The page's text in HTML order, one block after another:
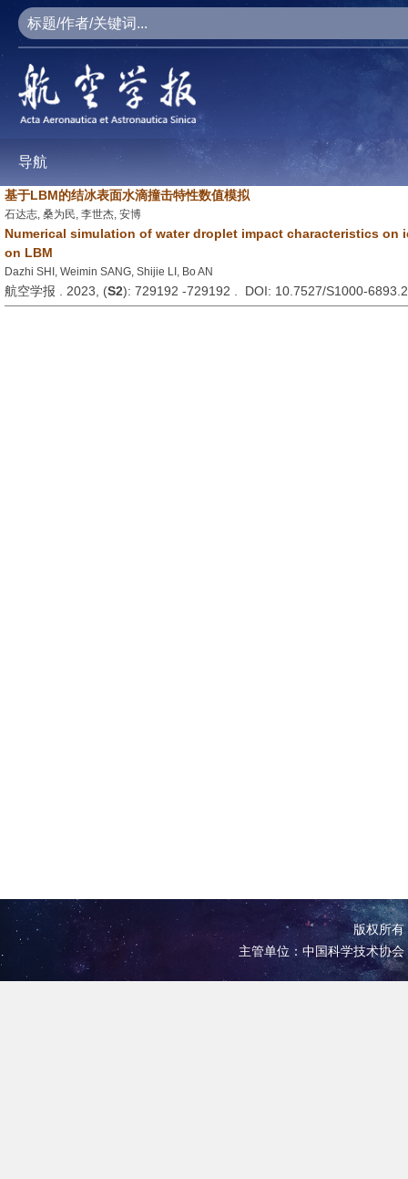
导航
基于LBM的结冰表面水滴撞击特性数值模拟
石达志, 桑为民, 李世杰, 安博
Numerical simulation of water droplet impact characteristics on
on LBM
Dazhi SHI, Weimin SANG, Shijie LI, Bo AN
航空学报 . 2023, (S2): 729192 -729192 . DOI: 10.7527/S1000-
版权所
主管单位：中国科学技术协